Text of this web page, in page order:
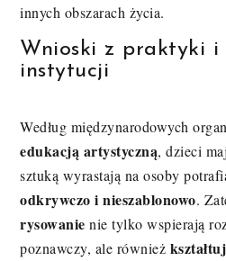
innych obszarach życia.
Wnioski z praktyki i
instytucji
Według międzynarodowych
edukacją artystyczną, dzieci
sztuką wyrastają na osoby
odkrywczo i nieszablonowo.
rysowanie nie tylko wspierają
poznawczy, ale również